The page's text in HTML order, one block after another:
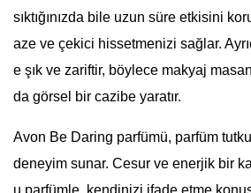
sıktığınızda bile uzun süre etkisini
aze ve çekici hissetmenizi sağlar.
e şık ve zariftir, böylece makyaj
da görsel bir cazibe yaratır.
Avon Be Daring parfümü, parfüm
deneyim sunar. Cesur ve enerjik bir